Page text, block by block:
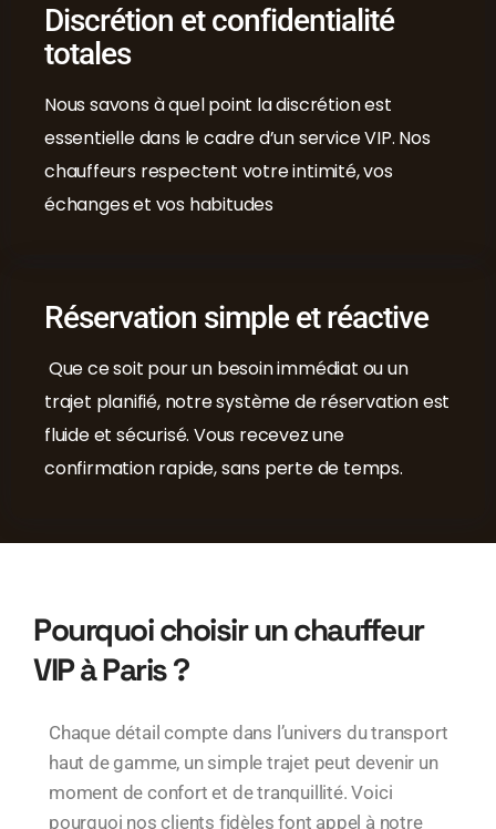
Discrétion et confidentialité
totales
Nous savons à quel point la discrétion est
essentielle dans le cadre d’un service VIP. Nos
chauffeurs respectent votre intimité, vos
échanges et vos habitudes
Réservation simple et réactive
Que ce soit pour un besoin immédiat ou un
trajet planifié, notre système de réservation est
fluide et sécurisé. Vous recevez une
confirmation rapide, sans perte de temps.
Pourquoi choisir un chauffeur
VIP à Paris ?
Chaque détail compte dans l’univers du transport
haut de gamme, un simple trajet peut devenir un
moment de confort et de tranquillité. Voici
pourquoi nos clients fidèles font appel à notre